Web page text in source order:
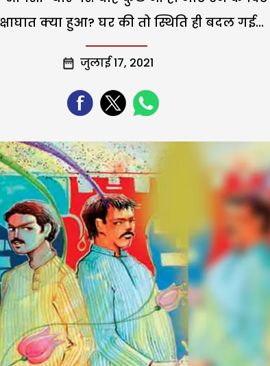
क्या हुआ? घर की तो स्थिति ही बदल गई...
जुलाई 17, 2021